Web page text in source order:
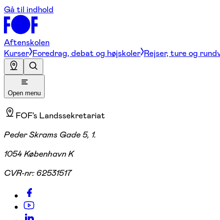
Gå til indhold
Aftenskolen
Kurser Foredrag, debat og højskoler Rejser, ture og
Open menu
FOF's Landssekretariat
Peder Skrams Gade 5, 1.
1054 København K
CVR-nr: 62531517